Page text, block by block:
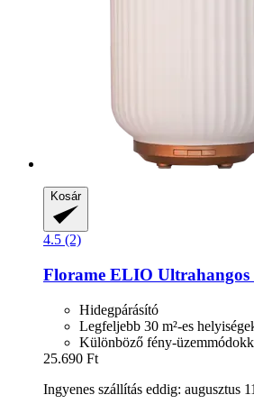
Kosár
4.5 (2)
Florame ELIO
Hidegpárásító
Legfeljebb 30 m²-es
Különböző fény-
25.690 Ft
Ingyenes szállítás eddig: augusztus